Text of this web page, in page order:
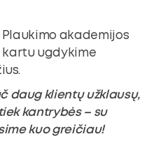
akademijos
kartu ugdykime
daug klientų užklausų,
kantrybės – su
kuo greičiau!